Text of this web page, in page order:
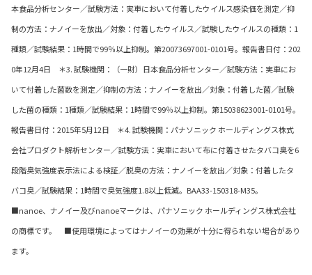
本食品分析センター／試験方法：実車において付着したウイルス感染価を測定／抑
制の方法：ナノイーを放出／対象：付着したウイルス／試験したウイルスの種類：1
種類／試験結果：1時間で99％以上抑制。第20073697001-0101号。報告書日付：202
0年12月4日 ＊3. 試験機関：（一財）日本食品分析センター／試験方法：実車にお
いて付着した菌数を測定／抑制の方法：ナノイーを放出／対象：付着した菌／試験
した菌の種類：1種類／試験結果：1時間で99％以上抑制。第15038623001-0101号。
報告書日付：2015年5月12日 ＊4. 試験機関：パナソニック ホールディングス株式
会社プロダクト解析センター／試験方法：実車において布に付着させたタバコ臭を6
段階臭気強度表示法による検証／脱臭の方法：ナノイーを放出／対象：付着したタ
バコ臭／試験結果：1時間で臭気強度1.8以上低減。BAA33-150318-M35。
■nanoe、ナノイー及びnanoeマークは、パナソニック ホールディングス株式会社
の商標です。 ■使用環境によってはナノイーの効果が十分に得られない場合があり
ます。